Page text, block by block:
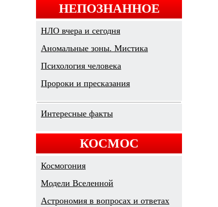
НЕПОЗНАННОЕ
НЛО вчера и сегодня
Аномальные зоны. Мистика
Психология человека
Пророки и пресказания
Интересные факты
КОСМОС
Космогония
Модели Вселенной
Астрономия в вопросах и ответах